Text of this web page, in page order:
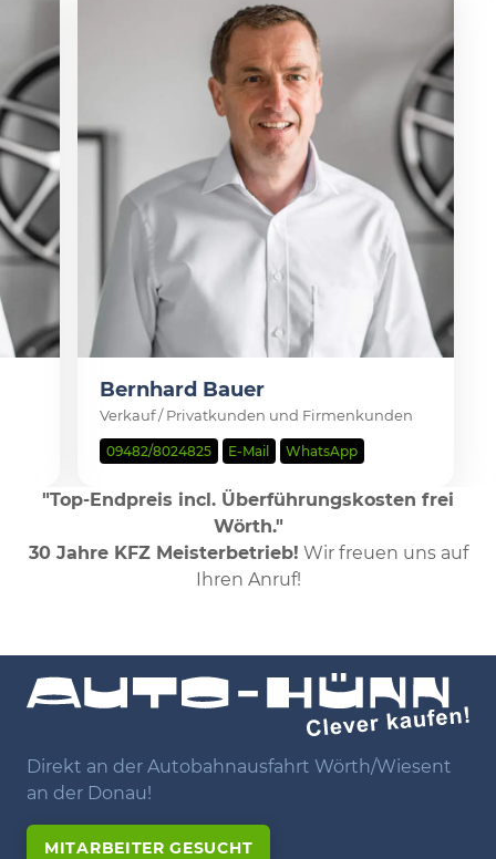
Bernhard Bauer
Verkauf / Privatkunden und Firmenkunden
09482/8024825 E-Mail WhatsApp
"Top-Endpreis incl. Überführungskosten frei
Wörth."
30 Jahre KFZ Meisterbetrieb! Wir freuen uns auf
Ihren Anruf!
Direkt an der Autobahnausfahrt Wörth/Wiesent
an der Donau!
MITARBEITER GESUCHT